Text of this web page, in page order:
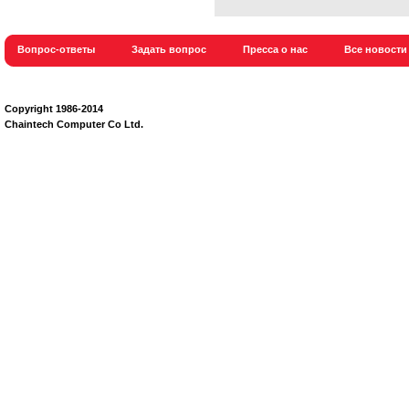
Вопрос-ответы Задать вопрос Пресса о нас Все новости
Сopyright 1986-2014
Chaintech Computer Co Ltd.